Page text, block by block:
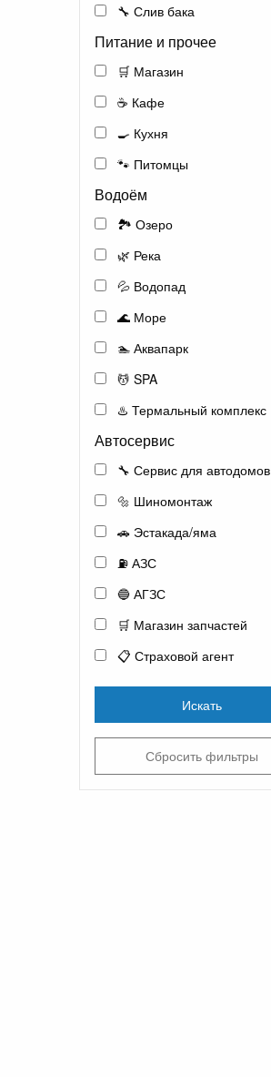
🔧 Слив бака
Питание и прочее
🛒 Магазин
☕ Кафе
🍳 Кухня
🐾 Питомцы
Водоём
🏞️ Озеро
🌿 Река
💦 Водопад
🌊 Море
🏊 Аквапарк
💆 SPA
♨️ Термальный комплекс
Автосервис
🔧 Сервис для автодомов
🔩 Шиномонтаж
🚗 Эстакада/яма
⛽ АЗС
🔵 АГЗС
🛒 Магазин запчастей
📋 Страховой агент
Искать
Сбросить фильтры